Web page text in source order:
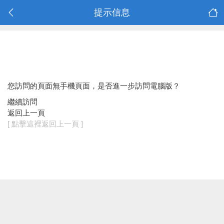
提示信息
您訪問的頁面無手機頁面，是否進一步訪問電腦版？
繼續訪問
返回上一頁
[ 點擊這裡返回上一頁 ]